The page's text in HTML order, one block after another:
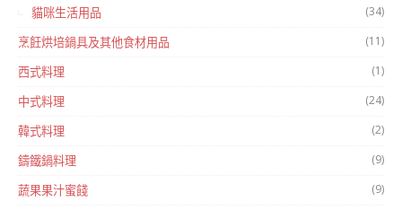
貓咪生活用品 (34)
烹飪烘培鍋具及其他食材用品 (11)
西式料理 (1)
中式料理 (24)
韓式料理 (2)
鑄鐵鍋料理 (9)
蔬果果汁蜜餞 (9)